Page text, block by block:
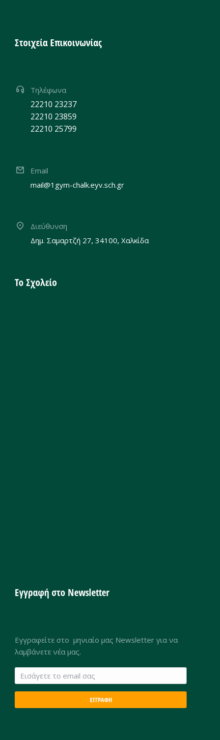
Στοιχεία Επικοινωνίας
Τηλέφωνα
22210 23237
22210 23859
22210 25799
Email
mail@1gym-chalk.eyv.sch.gr
Διεύθυνση
Δημ. Σαμαρτζή 27, 34100, Χαλκίδα
Το Σχολείο
Εγγραφή στο Newsletter
Εγγραφείτε στο μηνιαίο μας Newsletter για να
λαμβάνετε νέα μας.
ΕΓΓΡΑΦΗ